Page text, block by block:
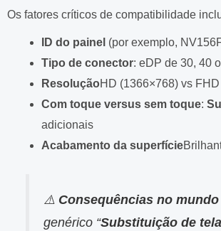
Os fatores críticos de compatibilidade
ID do painel (por exemplo,
Tipo de conector: eDP de 30, 40
ResoluçãoHD (1366×768) vs
Com toque versus sem toque:
adicionais
Acabamento da superfície
⚠️ Consequências no
genérico “Substituição de